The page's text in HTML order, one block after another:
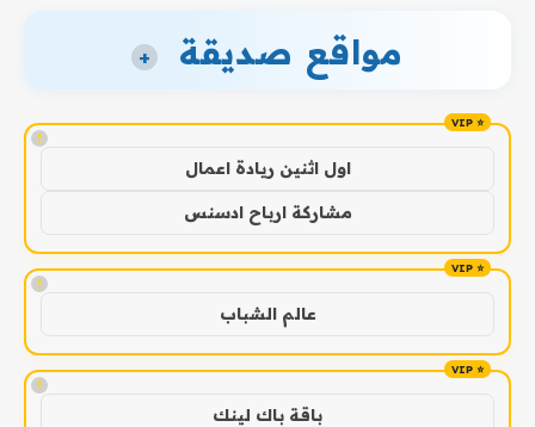
مواقع صديقة +
!
اول اثنين ريادة اعمال
مشاركة ارباح ادسنس
!
عالم الشباب
!
باقة باك لينك